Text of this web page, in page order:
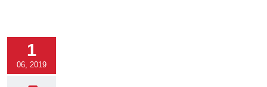
1
06, 2019